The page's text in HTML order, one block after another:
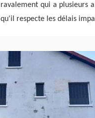
ravalement qui a plusieurs
qu'il respecte les délais